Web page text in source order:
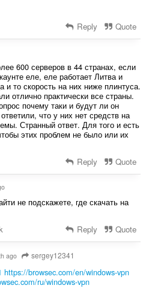
Reply Quote
600 серверов в 44 странах, если
еле, еле работает Литва и
и то скорость на них ниже плинтуса.
отлично практически все страны.
почему таки и будут ли он
что у них нет средств на
Странный ответ. Для того и есть
этих проблем не было или их
Reply Quote
не подскажете, где скачать на
Reply Quote
ago sergey12341
https://browsec.com/en/windows-vpn
ru/windows-vpn